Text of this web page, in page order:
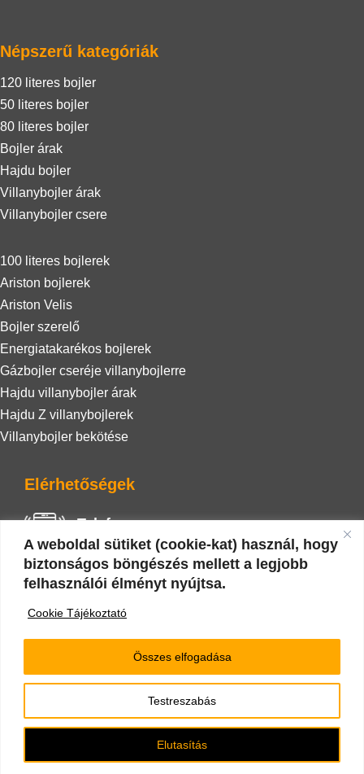
A weboldal sütiket (cookie-kat) használ, hogy
biztonságos böngészés mellett a legjobb
felhasználói élményt nyújtsa.
Cookie Tájékoztató
Testreszabás
Elutasítás
Összes elfogadása
Népszerű kategóriák
120 literes bojler
50 literes bojler
80 literes bojler
Bojler árak
Hajdu bojler
Villanybojler árak
Villanybojler csere
100 literes bojlerek
Ariston bojlerek
Ariston Velis
Bojler szerelő
Energiatakarékos bojlerek
Gázbojler cseréje villanybojlerre
Hajdu villanybojler árak
Hajdu Z villanybojlerek
Villanybojler bekötése
Elérhetőségek
Telefon
+36 20 942 0586
E-mail
nyarizoli.vizgaz@gmail.com
tájékoztató